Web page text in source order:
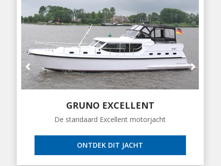
GRUNO EXCELLENT
De standaard Excellent motorjacht
ONTDEK DIT JACHT